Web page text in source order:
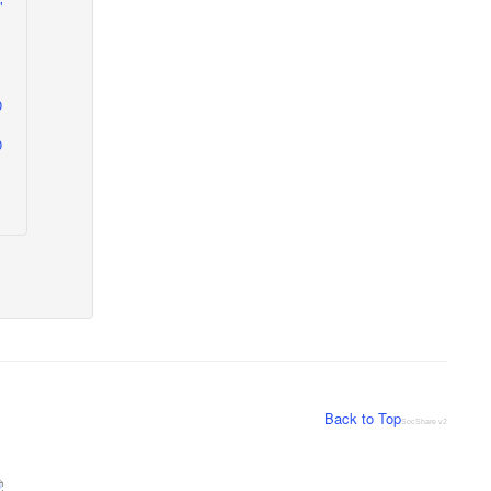
SocShare v2
Back to Top